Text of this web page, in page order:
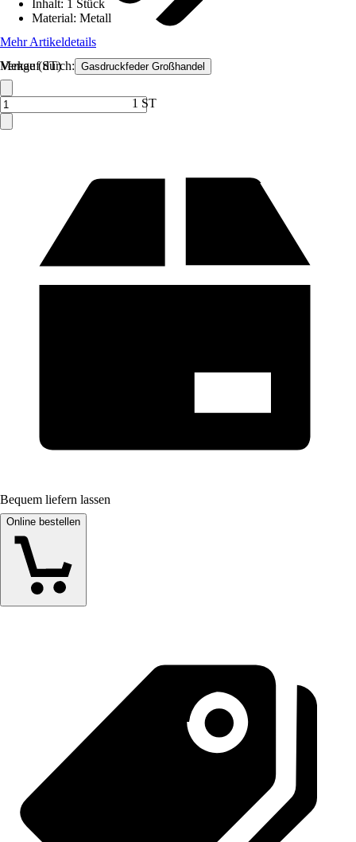
Verkauf durch: Gasdruckfeder Großhandel
Inhalt: 1 Stück
Material: Metall
Mehr Artikeldetails
Menge (ST)
1 ST
Bequem liefern lassen
Online bestellen